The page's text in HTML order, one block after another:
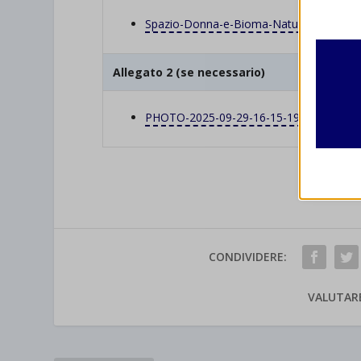
Spazio-Donna-e-Bioma-Natura-2.
Allegato 2 (se necessario)
PHOTO-2025-09-29-16-15-19.jpg
CONDIVIDERE: wp-
I
Altri
et-
wpc*